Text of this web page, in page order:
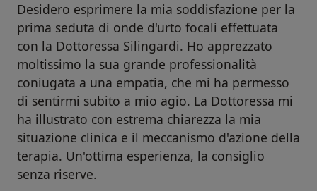
Desidero esprimere la mia soddisfazione per la
prima seduta di onde d'urto focali effettuata
con la Dottoressa Silingardi. Ho apprezzato
moltissimo la sua grande professionalità
coniugata a una empatia, che mi ha permesso
di sentirmi subito a mio agio. La Dottoressa mi
ha illustrato con estrema chiarezza la mia
situazione clinica e il meccanismo d'azione della
terapia. Un'ottima esperienza, la consiglio
senza riserve.